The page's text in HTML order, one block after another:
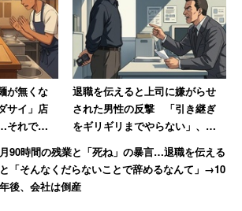
が無くな
サイ」店
それでも
理由
退職を伝えると上司に嫌がらせ
された男性の反撃 「引き継ぎ
をギリギリまでやらない」、し
月90時間の残業と「死ね」の暴言…退職を伝える
と「そんなくだらないことで辞めるなんて」→10
年後、会社は倒産